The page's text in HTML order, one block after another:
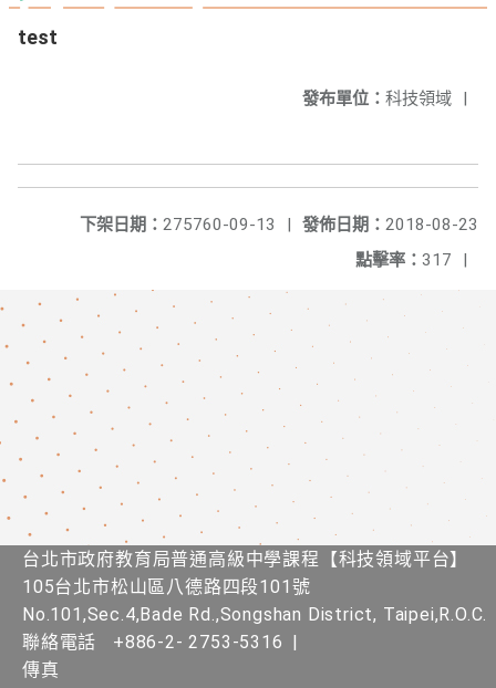
test
發布單位： 科技領域 |
發佈日期： 2018-08-23
下架日期： 275760-09-13
|
點擊率： 317 |
台北市政府教育局普通高級中學課程​【​科技領域平台】
105台北市松山區八德路四段101號
No.101,Sec.4,Bade Rd.,Songshan District, Taipei,R.O.C.
聯絡電話
+886-2- 2753-5316 |
傳真